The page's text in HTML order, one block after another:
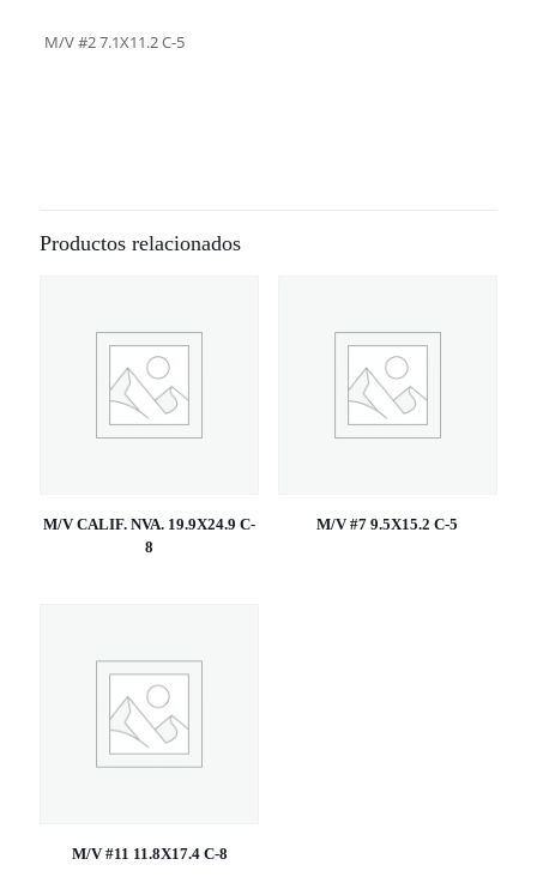
M/V #2 7.1X11.2 C-5
Productos relacionados
M/V CALIF. NVA. 19.9X24.9 C-
8
M/V #7 9.5X15.2 C-5
M/V #11 11.8X17.4 C-8